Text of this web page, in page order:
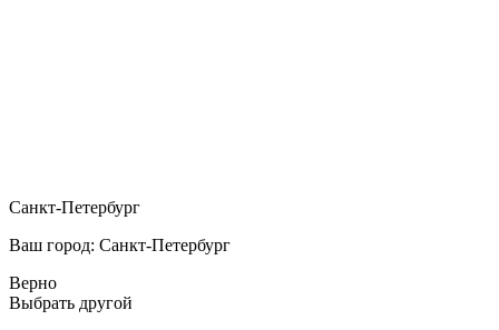
Санкт-Петербург
Ваш город: Санкт-Петербург
Верно
Выбрать другой